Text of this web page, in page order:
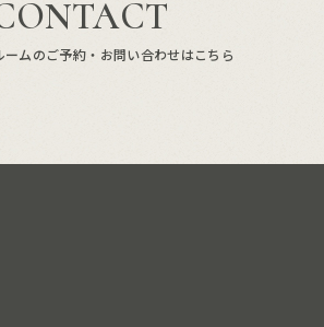
ームのご予約・お問い合わせはこちら